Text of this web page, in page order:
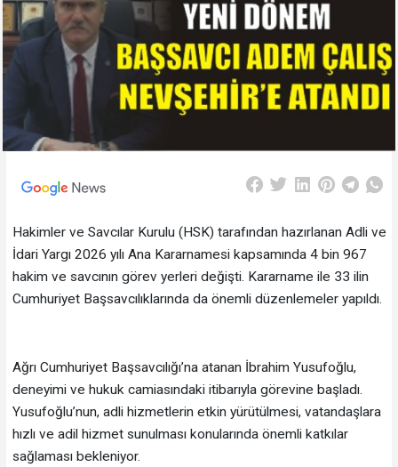
Hakimler ve Savcılar Kurulu (HSK) tarafından hazırlanan Adli ve
İdari Yargı 2026 yılı Ana Kararnamesi kapsamında 4 bin 967
hakim ve savcının görev yerleri değişti. Kararname ile 33 ilin
Cumhuriyet Başsavcılıklarında da önemli düzenlemeler yapıldı.
Ağrı Cumhuriyet Başsavcılığı’na atanan İbrahim Yusufoğlu,
deneyimi ve hukuk camiasındaki itibarıyla görevine başladı.
Yusufoğlu’nun, adli hizmetlerin etkin yürütülmesi, vatandaşlara
hızlı ve adil hizmet sunulması konularında önemli katkılar
sağlaması bekleniyor.